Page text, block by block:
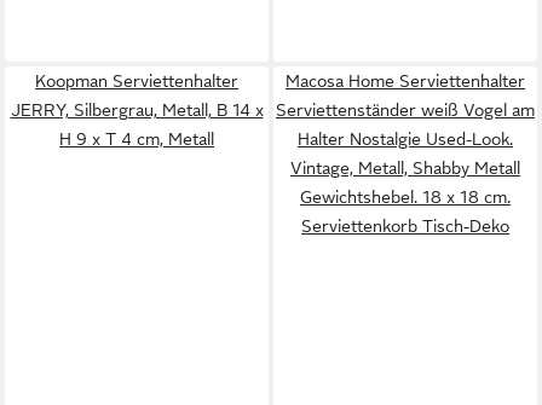
Koopman Serviettenhalter
JERRY, Silbergrau, Metall, B 14 x
H 9 x T 4 cm, Metall
Macosa Home Serviettenhalter
Serviettenständer weiß Vogel am
Halter Nostalgie Used-Look.
Vintage, Metall, Shabby Metall
Gewichtshebel. 18 x 18 cm.
Serviettenkorb Tisch-Deko